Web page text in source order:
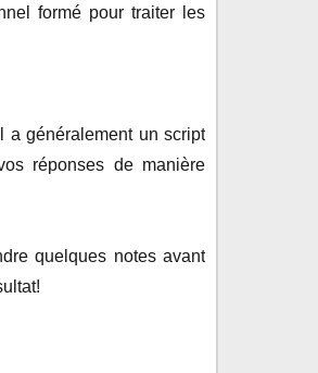
formé pour traiter les
a généralement un script
réponses de manière
quelques notes avant
pratique: